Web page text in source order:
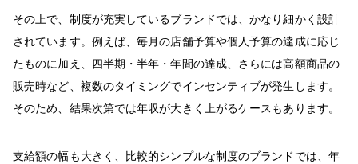
その上で、制度が充実しているブランドでは、かなり細かく設計
されています。例えば、毎月の店舗予算や個人予算の達成に応じ
たものに加え、四半期・半年・年間の達成、さらには高額商品の
販売時など、複数のタイミングでインセンティブが発生します。
そのため、結果次第では年収が大きく上がるケースもあります。
支給額の幅も大きく、比較的シンプルな制度のブランドでは、年